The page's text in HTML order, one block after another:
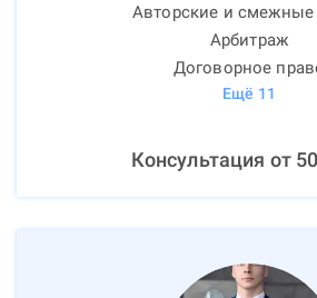
Авторские и смежные
Арбитраж
Договорное
Ещё 11
Консультация от